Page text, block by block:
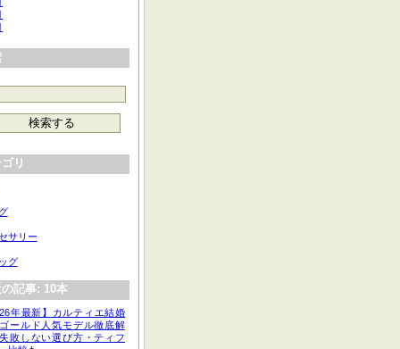
リ
サリー
グ
記事: 10本
年最新】カルティエ結婚
ールド人気モデル徹底解
敗しない選び方・ティフ